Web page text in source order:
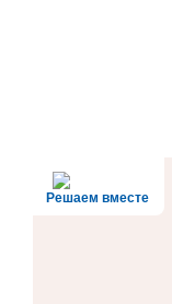
Решаем вместе